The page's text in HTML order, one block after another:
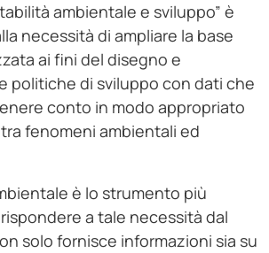
ambientale e sviluppo” è
necessità di ampliare la base
ai fini del disegno e
politiche di sviluppo con dati che
conto in modo appropriato
fenomeni ambientali ed
è lo strumento più
a tale necessità dal
solo fornisce informazioni sia su